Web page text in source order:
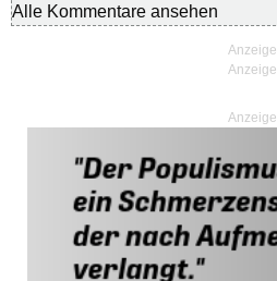
Alle Kommentare ansehen
Anzeige